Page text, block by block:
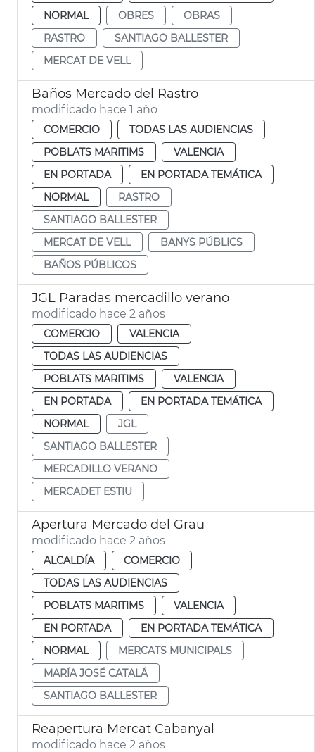
NORMAL
OBRES
OBRAS
RASTRO
SANTIAGO BALLESTER
MERCAT DE VELL
Baños Mercado del Rastro
modificado hace 1 año
COMERCIO
TODAS LAS AUDIENCIAS
POBLATS MARITIMS
VALENCIA
EN PORTADA
EN PORTADA TEMÁTICA
NORMAL
RASTRO
SANTIAGO BALLESTER
MERCAT DE VELL
BANYS PÚBLICS
BAÑOS PÚBLICOS
JGL Paradas mercadillo verano
modificado hace 2 años
COMERCIO
VALENCIA
TODAS LAS AUDIENCIAS
POBLATS MARITIMS
VALENCIA
EN PORTADA
EN PORTADA TEMÁTICA
NORMAL
JGL
SANTIAGO BALLESTER
MERCADILLO VERANO
MERCADET ESTIU
Apertura Mercado del Grau
modificado hace 2 años
ALCALDÍA
COMERCIO
TODAS LAS AUDIENCIAS
POBLATS MARITIMS
VALENCIA
EN PORTADA
EN PORTADA TEMÁTICA
NORMAL
MERCATS MUNICIPALS
MARÍA JOSÉ CATALÁ
SANTIAGO BALLESTER
Reapertura Mercat Cabanyal
modificado hace 2 años